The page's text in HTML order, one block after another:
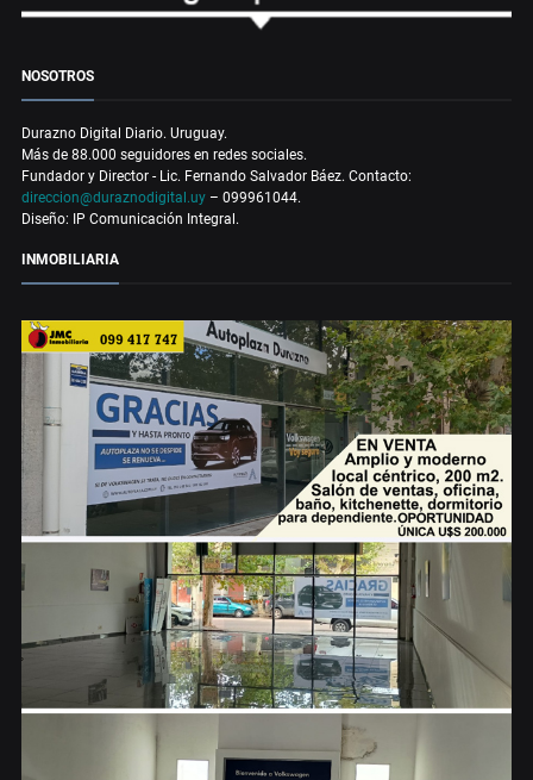
NOSOTROS
Durazno Digital Diario. Uruguay.
Más de 88.000 seguidores en redes sociales.
Fundador y Director - Lic. Fernando Salvador Báez. Contacto:
direccion@duraznodigital.uy – 099961044.
Diseño: IP Comunicación Integral.
INMOBILIARIA